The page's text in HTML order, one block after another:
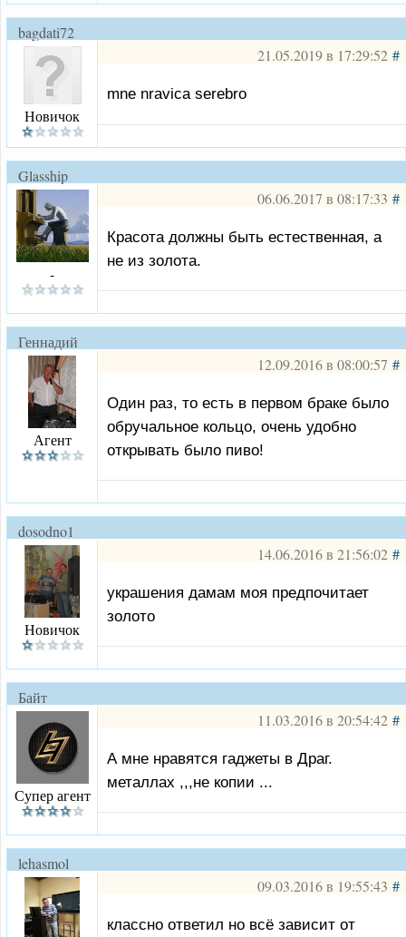
bagdati72
21.05.2019 в 17:29:52 #
Новичок
mne nravica serebro
Glasship
06.06.2017 в 08:17:33 #
-
Красота должны быть естественная, а
не из золота.
Геннадий
Васильевич
12.09.2016 в 08:00:57 #
Агент
Один раз, то есть в первом браке было
обручальное кольцо, очень удобно
открывать было пиво!
dosodno1
14.06.2016 в 21:56:02 #
Новичок
украшения дамам моя предпочитает
золото
Байт
11.03.2016 в 20:54:42 #
Супер агент
А мне нравятся гаджеты в Драг.
металлах ,,,не копии ...
lehasmol
09.03.2016 в 19:55:43 #
классно ответил но всё зависит от